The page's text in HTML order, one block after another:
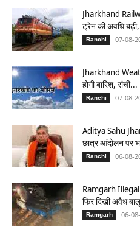
Jharkhand
ट्रेन की अवधि
Ranchi 07-08-
Jharkhand
होगी बारिश, रांची...
Ranchi 07-08-
Aditya Sahu
छात्र आंदोलन पर
Ranchi 06-08-
Ramgarh
फिर दिखी अवैध
Ramgarh 06-